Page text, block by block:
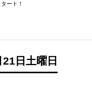
ート！
日土曜日